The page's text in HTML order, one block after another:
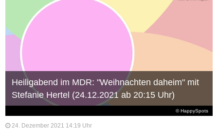
© HappySpots
Heiligabend im MDR: "Weihnachten daheim" mit
Stefanie Hertel (24.12.2021 ab 20:15 Uhr)
24. Dezember 2021 14:19 Uhr